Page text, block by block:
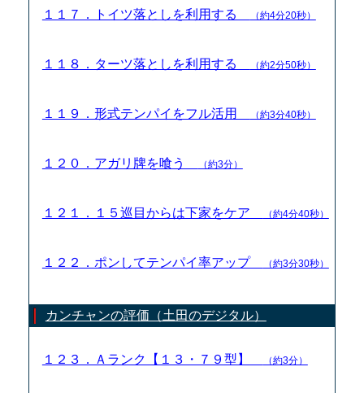
１１７．トイツ落としを利用する （約4分20秒）
１１８．ターツ落としを利用する （約2分50秒）
１１９．形式テンパイをフル活用 （約3分40秒）
１２０．アガリ牌を喰う （約3分）
１２１．１５巡目からは下家をケア （約4分40秒）
１２２．ポンしてテンパイ率アップ （約3分30秒）
カンチャンの評価（土田のデジタル）
１２３．Ａランク【１３・７９型】 （約3分）